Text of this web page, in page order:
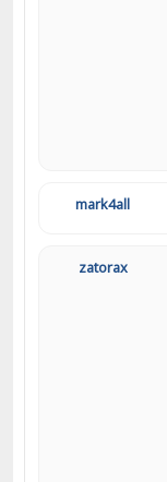
mark4all
zatorax